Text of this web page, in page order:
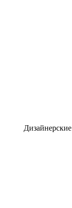
Дизайнерские